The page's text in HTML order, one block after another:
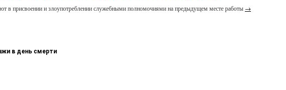
в присвоении и злоупотреблении служебными полномочиями на предыдущем месте работы →
в день смерти